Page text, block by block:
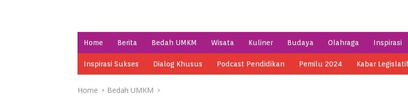
Home Berita Bedah UMKM Wisata Kuliner Budaya Olahraga Inspirasi
Inspirasi Sukses Dialog Khusus Podcast Pendidikan Pemilu 2024 Kabar
Home Bedah UMKM